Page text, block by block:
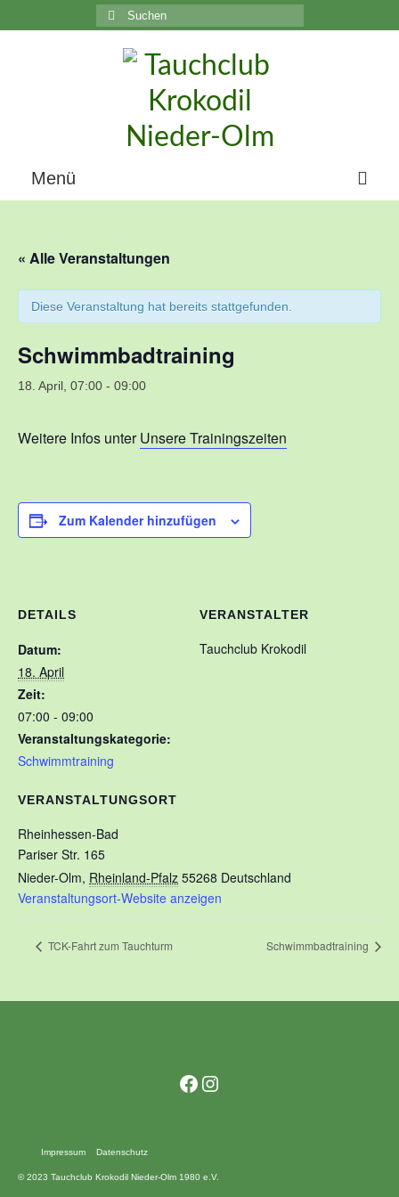
Suchen
nach:
Menü
Über uns
Die Geschichte unseres Vereins
Training
Schnuppertauchen
Links
« Alle Veranstaltungen
Diese Veranstaltung hat bereits stattgefunden.
Schwimmbadtraining
18. April, 07:00 - 09:00
Weitere Infos unterUnsere Trainingszeiten
Zum Kalender hinzufügen
DETAILS
Datum:
18. April
Zeit:
07:00 - 09:00
Veranstaltungskategorie:
Schwimmtraining
VERANSTALTUNGSORT
Rheinhessen-Bad
Pariser Str. 165
Nieder-Olm, Rheinland-Pfalz 55268 Deutschland
Veranstaltungsort-Website anzeigen
VERANSTALTER
Tauchclub Krokodil
TCK-Fahrt zum Tauchturm Schwimmbadtraining
Facebook
Instagram
Impressum Datenschutz
© 2023 Tauchclub Krokodil Nieder-Olm 1980 e.V.